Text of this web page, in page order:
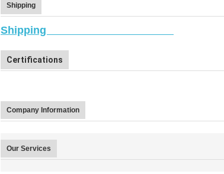
Shipping
Shipping
Certifications
Company Information
Our Services